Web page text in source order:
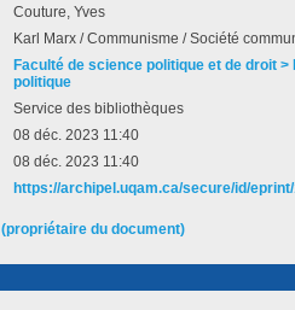
Couture, Yves
Karl Marx / Communisme / Société
Faculté de science politique et de droit
politique
Service des bibliothèques
08 déc. 2023 11:40
08 déc. 2023 11:40
https://archipel.uqam.ca/secure/id/
du document)